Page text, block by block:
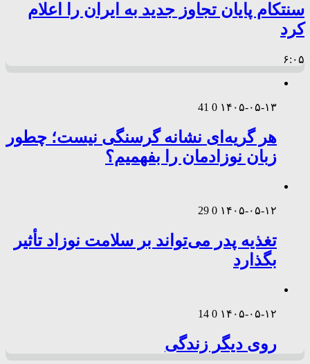
سنتکام پایان تجاوز جدید به ایران را اعلام
کرد
۶:۰۵
۱۴۰۵-۰۵-۱۳ 0
41
هر گریه‌ای نشانه گرسنگی نیست؛ چطور
زبان نوزادمان را بفهمیم؟
۱۴۰۵-۰۵-۱۲ 0
29
تغذیه پدر می‌تواند بر سلامت نوزاد تأثیر
بگذارد
۱۴۰۵-۰۵-۱۲ 0
14
روی دیگر زندگی